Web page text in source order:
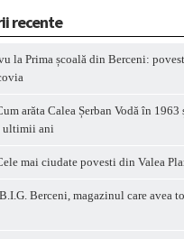
recente
la Prima școală din Berceni:
arăta Calea Șerban Vodă în 1963
ultimii ani
mai ciudate povesti din Valea
B.I.G. Berceni, magazinul care avea